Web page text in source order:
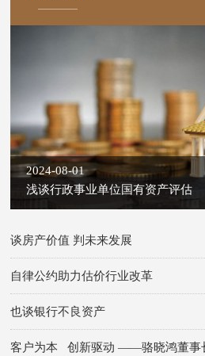
2024-08-01
浅谈行政事业单位国有资产评估
谈房产价值 判未来发展
自律公约助力估价行业改革
也谈银行不良资产
客户为本 创新驱动 ——骆晓鸿董事